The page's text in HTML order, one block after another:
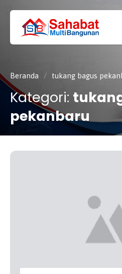
CV.
SAHABAT
MULTI
BANGUNAN
Sahabat
Pembangunan Anda
Beranda / tukang bagus
Kategori:
pekanbaru